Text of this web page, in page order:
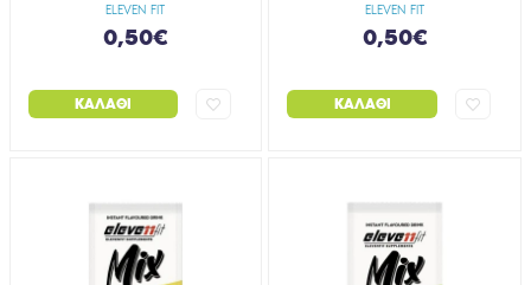
ELEVEN FIT
0,50€
ΚΑΛΆΘΙ
ELEVEN FIT
0,50€
ΚΑΛΆΘΙ